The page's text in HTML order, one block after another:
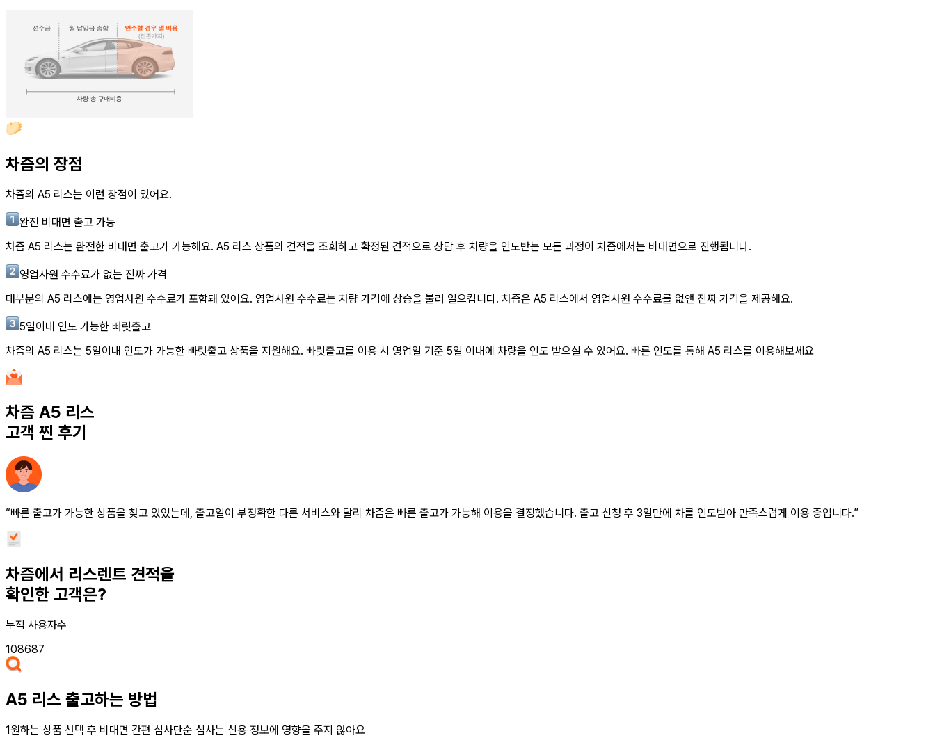
차즘의 장점
차즘의 A5 리스는 이런 장점이 있어요.
완전 비대면 출고 가능
차즘 A5 리스는 완전한 비대면 출고가 가능해요. A5 리스 상품의 견적을 조회하고 확정된 견적으로 상담 후 차량을 인도받는 모든 과정이 차즘에서는 비대면으로 진행됩니다.
영업사원 수수료가 없는 진짜 가격
대부분의 A5 리스에는 영업사원 수수료가 포함돼 있어요. 영업사원 수수료는 차량 가격에 상승을 불러 일으킵니다. 차즘은 A5 리스에서 영업사원 수수료를 없앤 진짜 가격을 제공해요.
5일이내 인도 가능한 빠릿출고
차즘의 A5 리스는 5일이내 인도가 가능한 빠릿출고 상품을 지원해요. 빠릿출고를 이용 시 영업일 기준 5일 이내에 차량을 인도 받으실 수 있어요. 빠른 인도를 통해 A5 리스를 이용해보세요
차즘 A5 리스
고객 찐 후기
“빠른 출고가 가능한 상품을 찾고 있었는데, 출고일이 부정확한 다른 서비스와 달리 차즘은 빠른 출고가 가능해 이용을 결정했습니다. 출고 신청 후 3일만에 차를 인도받아 만족스럽게 이용 중입니다.”
차즘에서 리스렌트 견적을
확인한 고객은?
누적 사용자수
108687
A5 리스 출고하는 방법
1원하는 상품 선택 후 비대면 간편 심사단순 심사는 신용 정보에 영향을 주지 않아요